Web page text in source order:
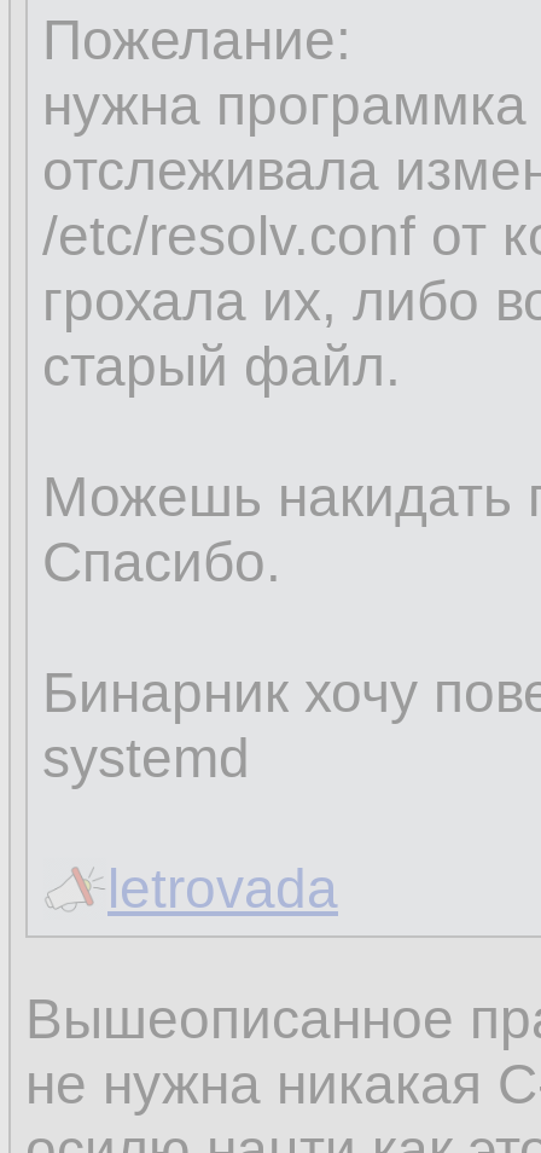
Пожелание:
нужна
отслеживала
/etc/resolv.conf от
грохала их, либо
старый файл.
Можешь накидать
Спасибо.
Бинарник хочу
systemd
letrovada
Вышеописанное
не нужна никакая